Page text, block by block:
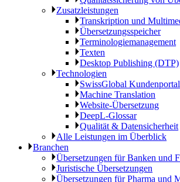
Zusatzleistungen
Transkription und
Übersetzungsspeicher
Terminologiemanagement
Texten
Desktop Publishing (DTP)
Technologien
SwissGlobal Kundenportal
Machine Translation
Website-Übersetzung
DeepL-Glossar
Qualität & Datensicherheit
Alle Leistungen im Überblick
Branchen
Übersetzungen für Banken und
Juristische Übersetzungen
Übersetzungen für Pharma und